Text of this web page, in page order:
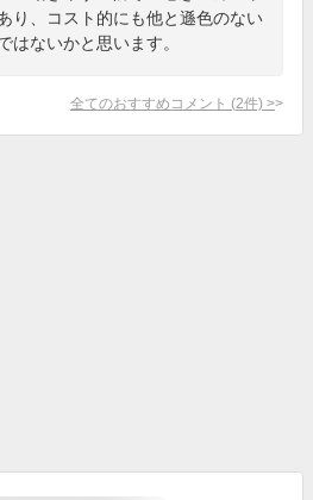
り、コスト的にも他と遜色のない
はないかと思います。
全てのおすすめコメント (2件) >